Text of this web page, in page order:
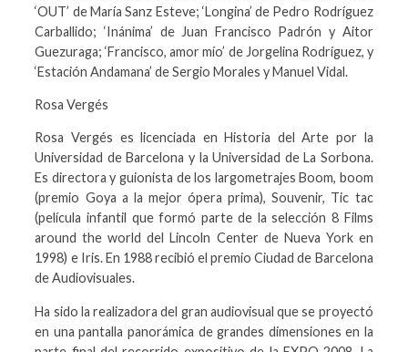
‘OUT’ de María Sanz Esteve; ‘Longina’ de Pedro Rodríguez
Carballido; ‘Inánima’ de Juan Francisco Padrón y Aitor
Guezuraga; ‘Francisco, amor mío’ de Jorgelina Rodríguez, y
‘Estación Andamana’ de Sergio Morales y Manuel Vidal.
Rosa Vergés
Rosa Vergés es licenciada en Historia del Arte por la
Universidad de Barcelona y la Universidad de La Sorbona.
Es directora y guionista de los largometrajes Boom, boom
(premio Goya a la mejor ópera prima), Souvenir, Tic tac
(película infantil que formó parte de la selección 8 Films
around the world del Lincoln Center de Nueva York en
1998) e Iris. En 1988 recibió el premio Ciudad de Barcelona
de Audiovisuales.
Ha sido la realizadora del gran audiovisual que se proyectó
en una pantalla panorámica de grandes dimensiones en la